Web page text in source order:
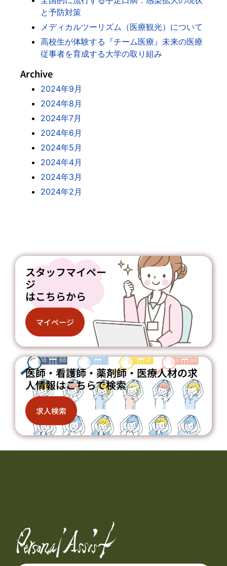
と予防対策
メディカルツーリズム（医療観光）について
高校生が体験する『チーム医療』未来の医療
従事者を育成する大学の取り組み
Archive
2024年9月
2024年8月
2024年7月
2024年6月
2024年5月
2024年4月
2024年3月
2024年2月
スタッフマイペー
ジ
はこちらから
マイページ
医師・看護師・薬剤師・医療人材の求
人情報はこちらで検索
求人検索